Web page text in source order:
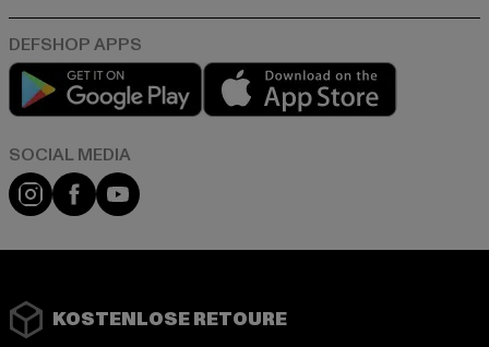
Play market
Instagram
FacebookYouTube
KOSTENLOSE RETOURE